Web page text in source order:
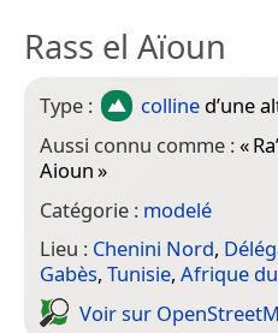
Rass el Aïoun
Type : colline d’une
Aussi connu comme :«
Aioun»
Catégorie : modelé
Lieu : Chenini Nord,
Gabès, Tunisie, Afrique
Voir sur